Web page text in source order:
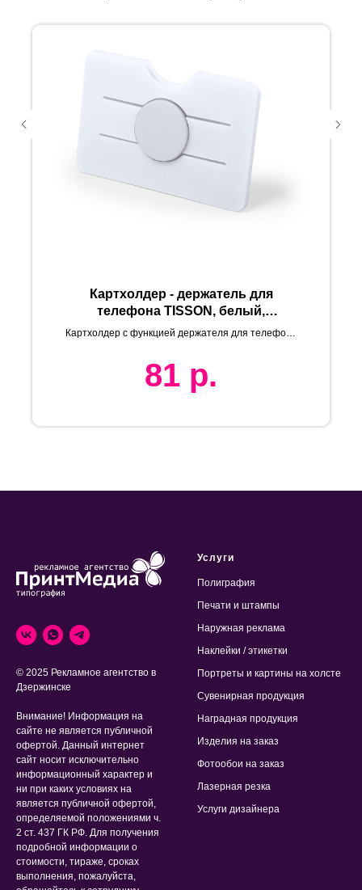
Картхолдер - держатель для
телефона TISSON, белый,
8,8*5,6*0,5см. Пластик
Картхолдер с функцией держателя для телефона
81 р.
© 2025 Рекламное агентство в
Дзержинске
Внимание! Информация на
сайте не является публичной
офертой. Данный интернет
сайт носит исключительно
информационный характер и
ни при каких условиях на
является публичной офертой,
определяемой положениями ч.
2 ст. 437 ГК РФ. Для получения
подробной информации о
стоимости, тираже, сроках
выполнения, пожалуйста,
Услуги
Полиграфия
Печати и штампы
Наружная реклама
Наклейки / этикетки
Портреты и картины на холсте
Сувенирная продукция
Наградная продукция
Изделия на заказ
Фотообои на заказ
Лазерная резка
Услуги дизайнера